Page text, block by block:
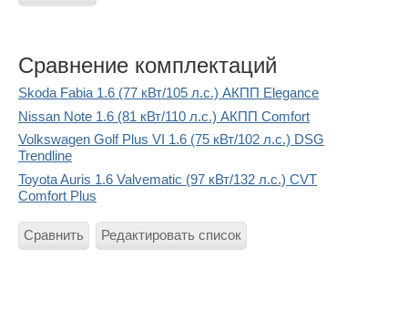
Сравнение комплектаций
Skoda Fabia 1.6 (77 кВт/105 л.с.) АКПП Elegance
Nissan Note 1.6 (81 кВт/110 л.с.) АКПП Comfort
Volkswagen Golf Plus VI 1.6 (75 кВт/102 л.с.) DSG
Trendline
Toyota Auris 1.6 Valvematic (97 кВт/132 л.с.) CVT
Comfort Plus
Сравнить Редактировать список